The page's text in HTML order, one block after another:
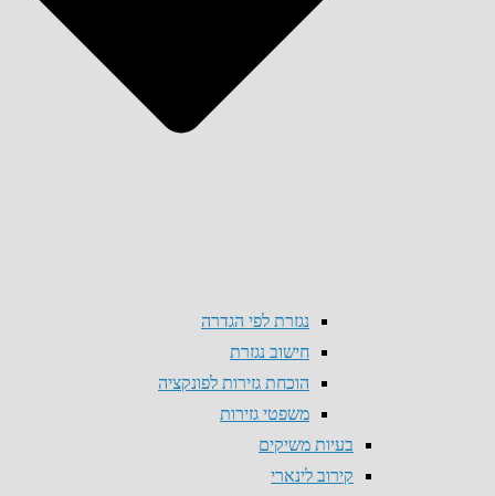
נגזרת לפי הגדרה
חישוב נגזרת
הוכחת גזירות לפונקציה
משפטי גזירות
בעיות משיקים
קירוב לינארי